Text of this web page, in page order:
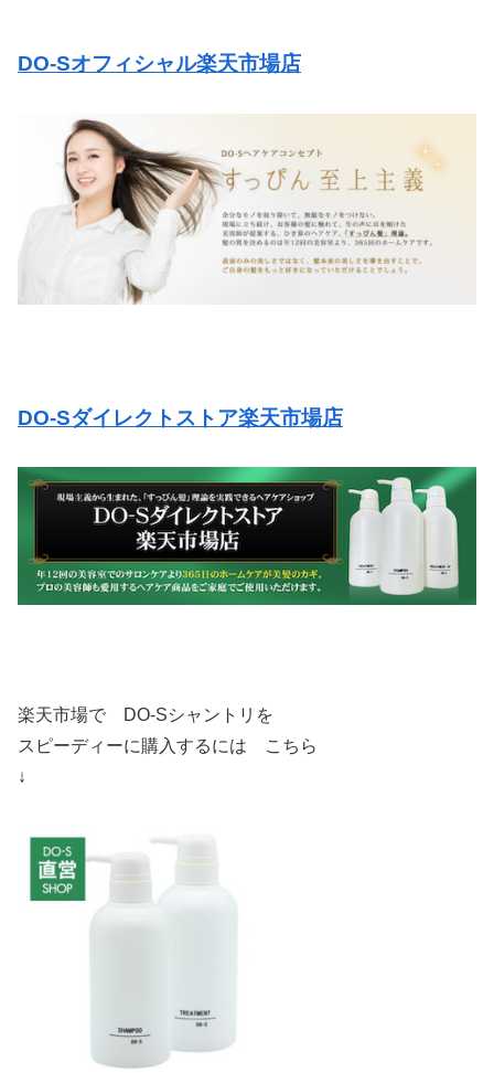
DO-Sオフィシャル楽天市場店
DO-Sダイレクトストア楽天市場店
楽天市場で DO-Sシャントリを
スピーディーに購入するには こちら
↓